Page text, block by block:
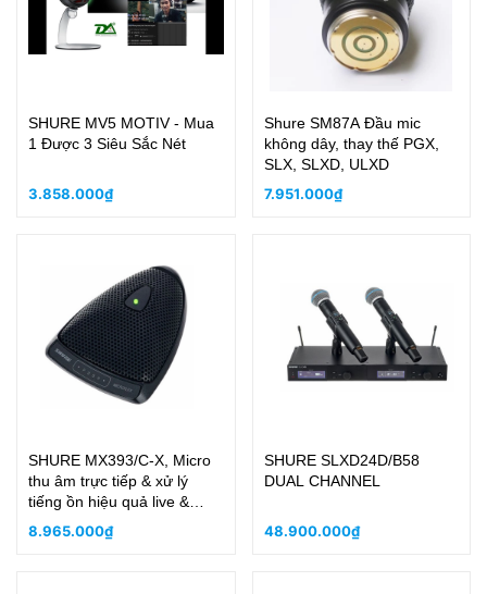
SHURE MV5 MOTIV - Mua
1 Được 3 Siêu Sắc Nét
3.858.000₫
Shure SM87A Đầu mic
không dây, thay thế PGX,
SLX, SLXD, ULXD
7.951.000₫
SHURE MX393/C-X, Micro
thu âm trực tiếp & xử lý
tiếng ồn hiệu quả live &
camera
8.965.000₫
SHURE SLXD24D/B58
DUAL CHANNEL
48.900.000₫